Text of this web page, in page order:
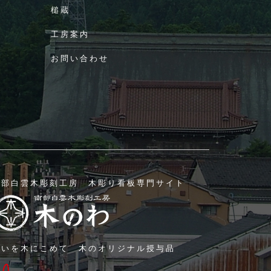
槌蔵
工房案内
お問い合わせ
部白雲木彫刻工房 木彫り看板専門サイト
いを木にこめて 木のオリジナル授与品